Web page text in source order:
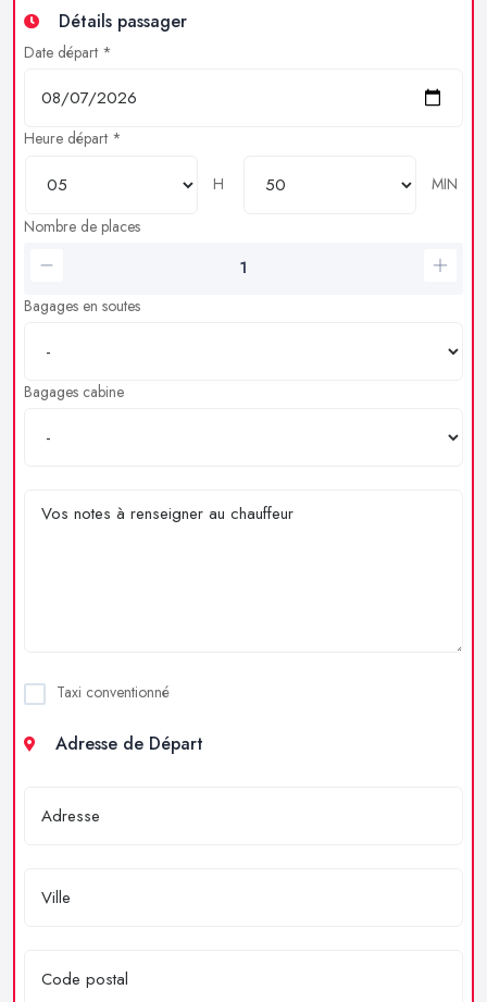
Détails passager
Date départ *
Heure départ *
H
MIN
Nombre de places
Bagages en soutes
Bagages cabine
Taxi conventionné
Adresse de Départ